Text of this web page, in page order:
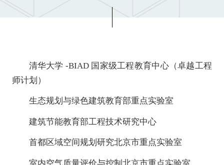
清华大学 -BIAD 国家级工程教育中心（卓越工程
师计划）
生态规划与绿色建筑教育部重点实验室
建筑节能教育部工程技术研究中心
首都区域空间规划研究北京市重点实验室